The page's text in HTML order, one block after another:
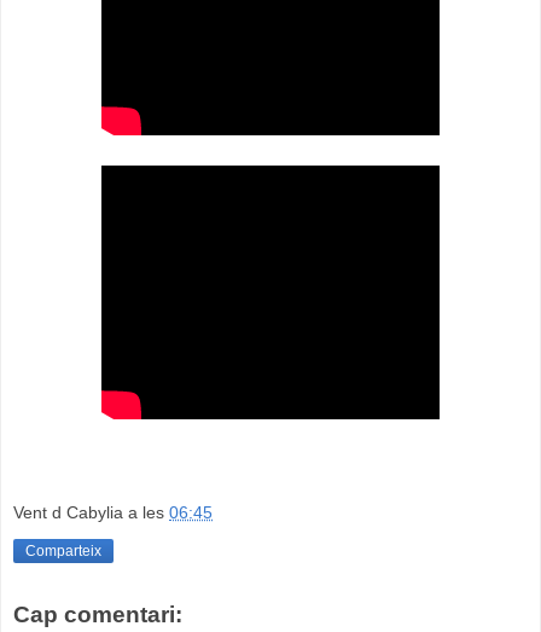
Vent d Cabylia a les 06:45
Comparteix
Cap comentari: